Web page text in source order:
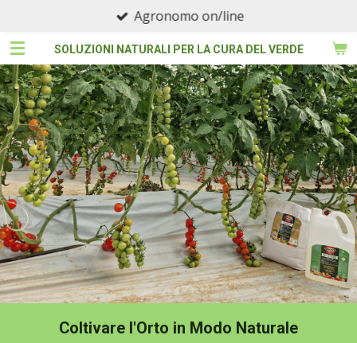
contenuto
principale
SOLUZIONI NATURALI PER LA CURA DEL VERDE
Agronomo on/line
Coltivare l'Orto in Modo Naturale